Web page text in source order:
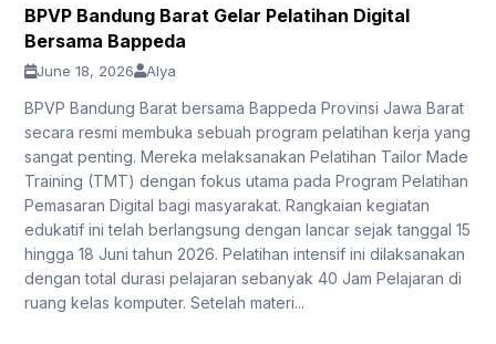
BPVP Bandung Barat Gelar Pelatihan Digital
Bersama Bappeda
June 18, 2026 Alya
BPVP Bandung Barat bersama Bappeda Provinsi Jawa Barat
secara resmi membuka sebuah program pelatihan kerja yang
sangat penting. Mereka melaksanakan Pelatihan Tailor Made
Training (TMT) dengan fokus utama pada Program Pelatihan
Pemasaran Digital bagi masyarakat. Rangkaian kegiatan
edukatif ini telah berlangsung dengan lancar sejak tanggal 15
hingga 18 Juni tahun 2026. Pelatihan intensif ini dilaksanakan
dengan total durasi pelajaran sebanyak 40 Jam Pelajaran di
ruang kelas komputer. Setelah materi...